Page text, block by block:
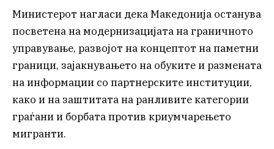
Министерот нагласи дека Македонија останува
посветена на модернизацијата на граничното
управување, развојот на концептот на паметни
граници, зајакнувањето на обуките и размената
на информации со партнерските институции,
како и на заштитата на ранливите категории
граѓани и борбата против криумчарењето
мигранти.